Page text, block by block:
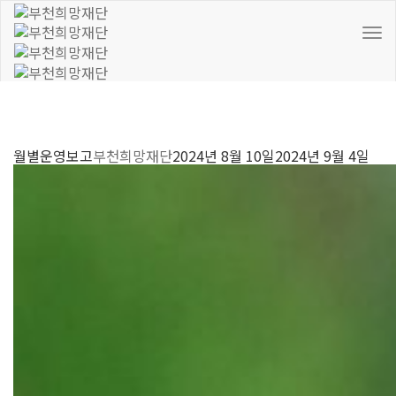
월별운영보고부천희망재단2024년 8월 10일2024년 9월 4일